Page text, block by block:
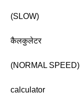
(SLOW)
कैलकुलेटर
(NORMAL SPEED)
calculator